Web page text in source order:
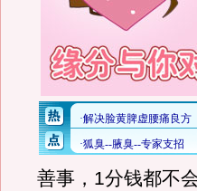
善事，1分钱都不